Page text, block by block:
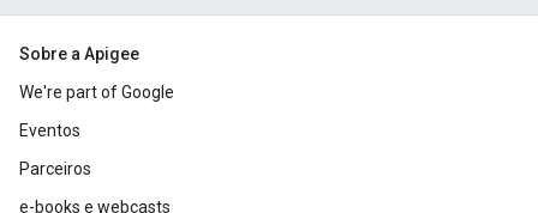
Sobre a Apigee
We're part of Google
Eventos
Parceiros
e-books e webcasts